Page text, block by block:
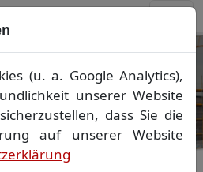
in
Vorpommern
Ihr Grundstück
▪Bauvermessung ▪
▪Amtliche Auskünfte und
(u. a. Google Analytics),
unserer Website
dass Sie die
auf unserer Website